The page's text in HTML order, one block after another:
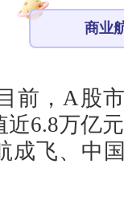
商业
前，A股
6.8万亿
成飞、中